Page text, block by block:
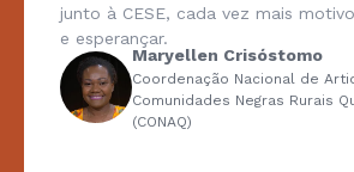
junto à CESE, cada vez mais
e esperançar.
Maryellen Crisóstomo
Coordenação Nacional de
Comunidades Negras Rurais
(CONAQ)